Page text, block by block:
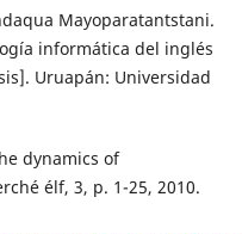
Mayoparatantstani.
informática del inglés
Uruapán: Universidad
dynamics of
élf, 3, p. 1-25, 2010.